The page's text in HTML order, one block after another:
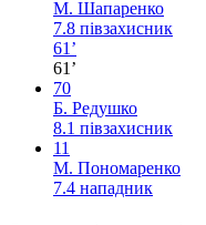
М. Шапаренко
7.8 півзахисник
61’
61’
70
Б. Редушко
8.1 півзахисник
11
М. Пономаренко
7.4 нападник